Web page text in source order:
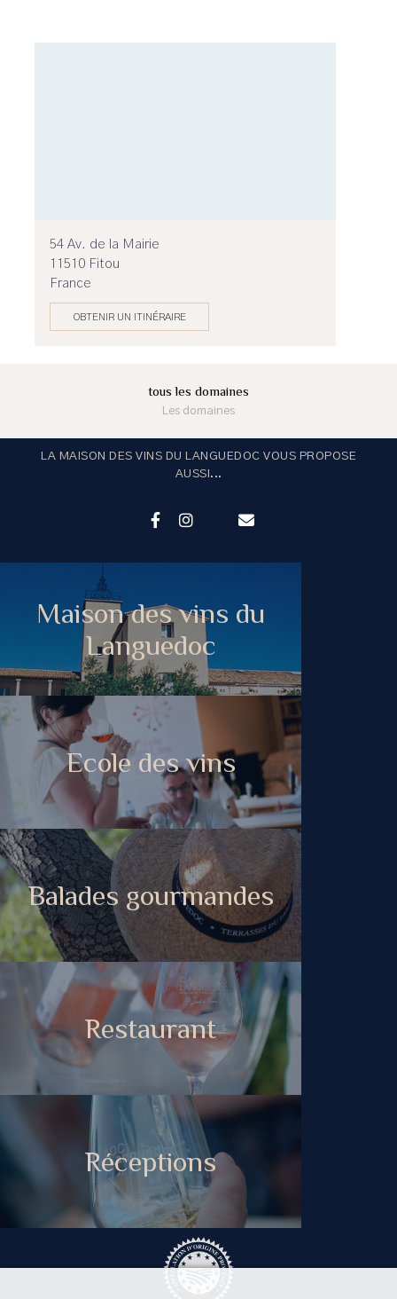
54 Av. de la Mairie
11510 Fitou
France
OBTENIR UN ITINÉRAIRE
tous les domaines
Les domaines
LA MAISON DES VINS DU LANGUEDOC VOUS PROPOSE
AUSSI...
Maison des vins du
Languedoc
Ecole des vins
Balades gourmandes
Restaurant
Réceptions